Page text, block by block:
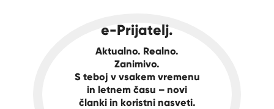
e-Prijatelj.
Aktualno. Realno.
Zanimivo.
S teboj v vsakem vremenu
in letnem času – novi
članki in koristni nasveti.